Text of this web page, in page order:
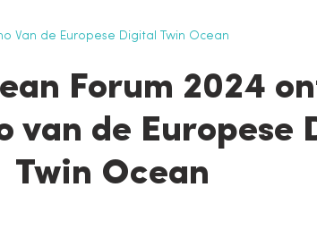
Van de Europese Digital Twin Ocean
Forum 2024
van de Europese
Twin Ocean